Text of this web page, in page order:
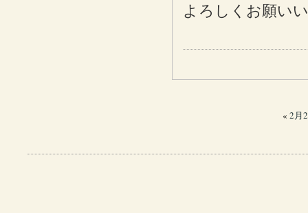
よろしくお願い
« 2月